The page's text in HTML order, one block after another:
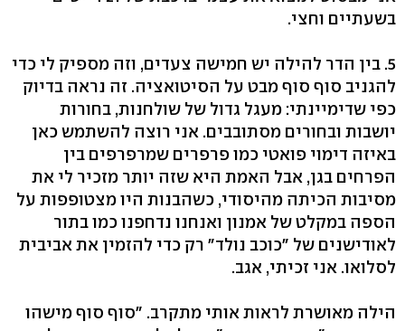
בשעתיים וחצי.
5. בין הדר להילה יש חמישה צעדים, וזה מספיק לי כדי
להגניב סוף סוף מבט על הסיטואציה. זה נראה בדיוק
כפי שדימיינתי: מעגל גדול של שולחנות, בחורות
יושבות ובחורים מסתובבים. אני רוצה להשתמש כאן
באיזה דימוי פואטי כמו פרפרים שמרפרפים בין
הפרחים בגן, אבל האמת היא שזה יותר מזכיר לי את
מסיבות הכיתה מהיסודי, כשהבנות היו מצטופפות על
הספה במקלט של אמנון ואנחנו נדחפנו כמו בתור
לאודישנים של "כוכב נולד" רק כדי להזמין את אביבית
לסלואו. אני זכיתי, אגב.
הילה מאושרת לראות אותי מתקרב. "סוף סוף מישהו